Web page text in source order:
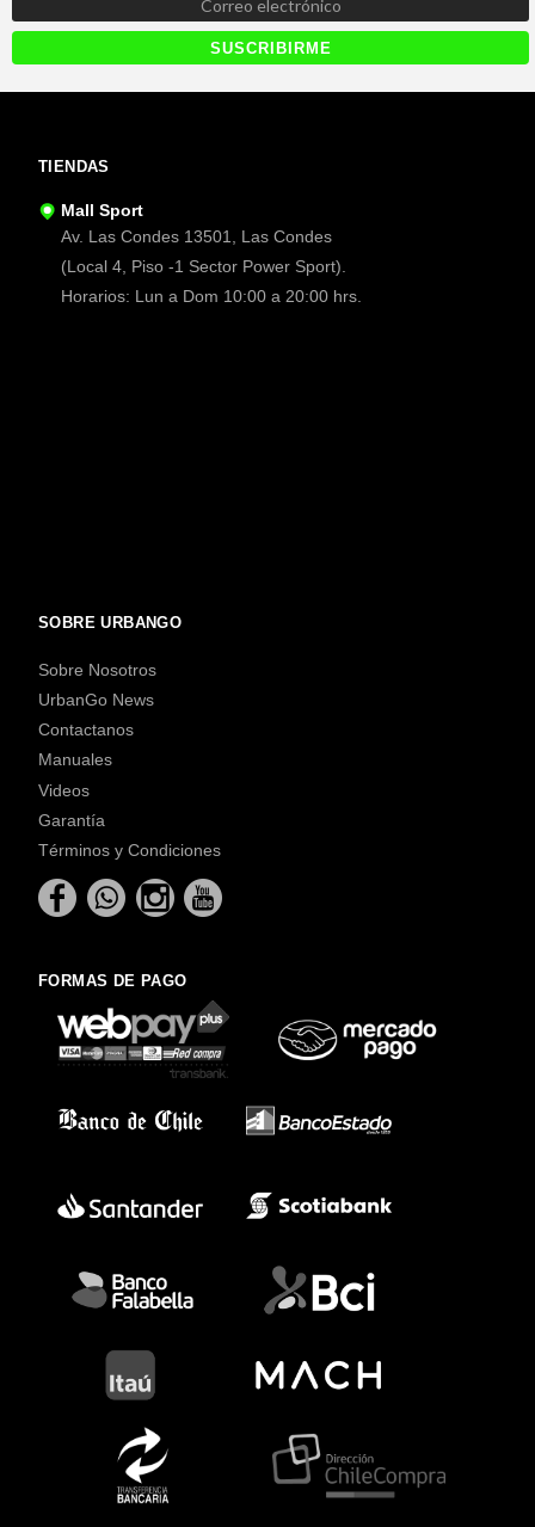
TIENDAS
Mall Sport
Av. Las Condes 13501, Las Condes
(Local 4, Piso -1 Sector Power Sport).
Horarios: Lun a Dom 10:00 a 20:00 hrs.
SOBRE URBANGO
Sobre Nosotros
UrbanGo News
Contactanos
Manuales
Videos
Garantía
Términos y Condiciones
FORMAS DE PAGO